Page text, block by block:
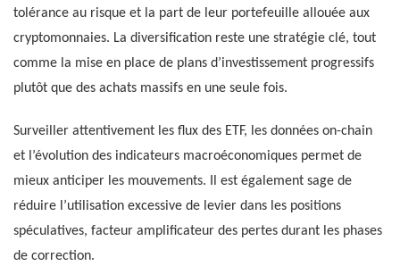
tolérance au risque et la part de leur portefeuille allouée aux
cryptomonnaies. La diversification reste une stratégie clé, tout
comme la mise en place de plans d’investissement progressifs
plutôt que des achats massifs en une seule fois.
Surveiller attentivement les flux des ETF, les données on-chain
et l’évolution des indicateurs macroéconomiques permet de
mieux anticiper les mouvements. Il est également sage de
réduire l’utilisation excessive de levier dans les positions
spéculatives, facteur amplificateur des pertes durant les phases
de correction.